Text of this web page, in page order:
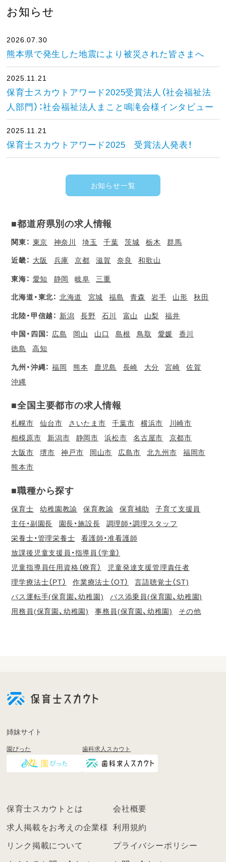
お知らせ
2026.07.30
熊本県で発生した地震により被災された皆さまへ
2025.11.21
保育士スカウトアワード2025受賞法人（社会福祉法
人部門）：社会福祉法人まこと鳴滝会様インタビュー
2025.11.21
保育士スカウトアワード2025 受賞法人発表！
お知らせ一覧
■都道府県別の求人情報
関東： 東京 神奈川 埼玉 千葉 茨城 栃木 群馬
近畿： 大阪 兵庫 京都 滋賀 奈良 和歌山
東海： 愛知 静岡 岐阜 三重
北海道・東北： 北海道 宮城 福島 青森 岩手 山形 秋田
北陸・甲信越： 新潟 長野 石川 富山 山梨 福井
中国・四国： 広島 岡山 山口 島根 鳥取 愛媛
香川
徳島
高知
九州・沖縄： 福岡 熊本 鹿児島 長崎 大分 宮崎
佐賀
沖縄
■全国主要都市の求人情報
札幌市 仙台市 さいたま市 千葉市 横浜市
川崎市
相模原市
新潟市 静岡市 浜松市 名古屋市
京都市
大阪市
堺市 神戸市 岡山市 広島市 北九州市
福岡市
熊本市
■職種から探す
保育士 幼稚園教諭 保育教諭 保育補助
子育て支援員
主任・副園長
園長・施設長
調理師・調理スタッフ
栄養士・管理栄養士
看護師・准看護師
放課後児童支援員・指導員（学童）
児童指導員任用資格（療育）
児童発達支援管理責任者
理学療法士（PT）
作業療法士（OT）
言語聴覚士（ST)
バス運転手(保育園、幼稚園)
バス添乗員(保育園、幼稚園)
用務員(保育園、幼稚園)
事務員(保育園、幼稚園) その他
登
く
ン
姉妹サイト
園ぴった 歯科求人スカウト
保育士スカウトとは 会社概要
求人掲載をお考えの企業様 利用規約
リンク掲載について プライバシーポリシー